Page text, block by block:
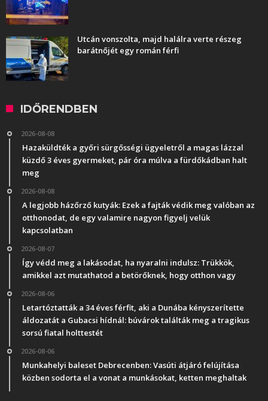
Utcán vonszolta, majd halálra verte részeg
barátnőjét egy román férfi
IDŐRENDBEN
2026-08-08
Hazaküldték a győri sürgősségi ügyeletről a magas lázzal
küzdő 3 éves gyermeket, pár óra múlva a fürdőkádban halt
meg
2026-08-08
A legjobb házőrző kutyák: Ezek a fajták védik meg valóban az
otthonodat, de egy valamire nagyon figyelj velük
kapcsolatban
2026-08-07
Így védd meg a lakásodat, ha nyaralni indulsz: Trükkök,
amikkel azt mutathatod a betörőknek, hogy otthon vagy
2026-08-06
Letartóztatták a 34 éves férfit, aki a Dunába kényszerítette
áldozatát a Gubacsi hídnál: búvárok találták meg a tragikus
sorsú fiatal holttestét
2026-08-06
Munkahelyi baleset Debrecenben: Vasúti átjáró felújítása
közben sodorta el a vonat a munkásokat, ketten meghaltak